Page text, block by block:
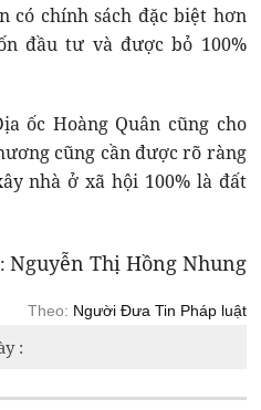
có chính sách đặc biệt hơn
đầu tư và được bỏ 100%
ốc Hoàng Quân cũng cho
cũng cần được rõ ràng
nhà ở xã hội 100% là đất
Nguyễn Thị Hồng Nhung
Theo: Người Đưa Tin Pháp luật
: